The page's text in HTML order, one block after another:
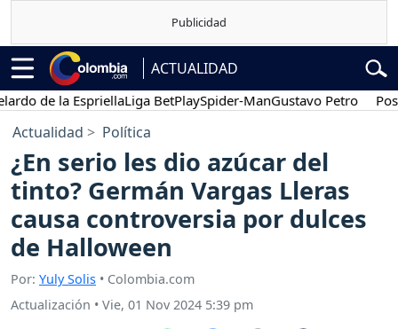
ACTUALIDAD
de la EspriellaLiga BetPlaySpider-ManGustavo Petro
Actualidad Política
¿En serio les dio azúcar del
tinto? Germán Vargas Lleras
causa controversia por dulces
de Halloween
Por: Yuly Solis • Colombia.com
Actualización • Vie, 01 Nov 2024 5:39 pm